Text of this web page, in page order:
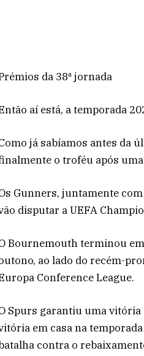
da 38ª jornada
aí está, a temporada
já sabíamos antes da
o troféu após uma
Gunners, juntamente
disputar a UEFA
Bournemouth terminou
ao lado do recém-
Conference League.
Spurs garantiu uma vitória
em casa na
contra o